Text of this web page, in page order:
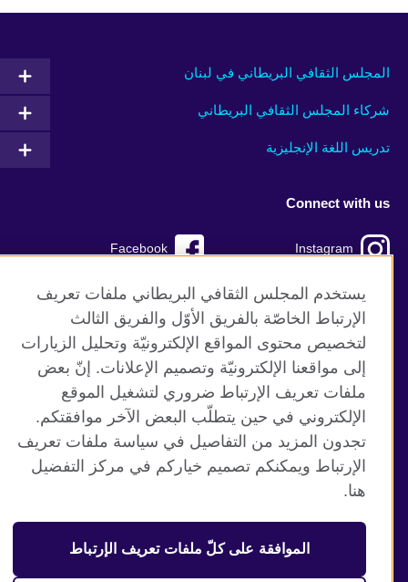
المجلس الثقافي البريطاني في لبنان
شركاء المجلس الثقافي البريطاني
تدريس اللغة الإنجليزية
Connect with us
Facebook Instagram
TikTok Twitter
Youtube
موقع المجلس الثقافي البريطاني العالمي
الخصوصية وشروط الاستخدام
ملفات تعريف الإرتباط
خارطة الموقع
منظمة المملكة المتحدة الدولية للعلاقات الثقافية والفرص
يستخدم المجلس الثقافي البريطاني ملفات تعريف
الإرتباط الخاصّة بالفريق الأوّل والفريق الثالث
لتخصيص محتوى المواقع الإلكترونيّة وتحليل الزيارات
إلى مواقعنا الإلكترونيّة وتصميم الإعلانات. إنّ بعض
ملفات تعريف الإرتباط ضروري لتشغيل الموقع
الإلكتروني في حين يتطلّب البعض الآخر موافقتكم.
تجدون المزيد من التفاصيل في سياسة ملفات تعريف
الإرتباط ويمكنكم تصميم خياركم في مركز التفضيل
هنا.
الموافقة على كلّ ملفات تعريف الإرتباط